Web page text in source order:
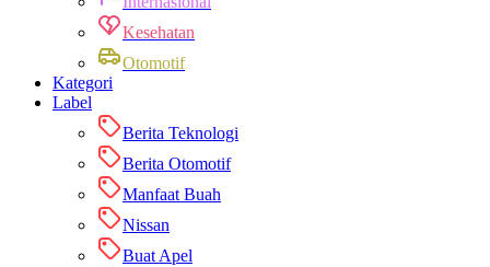
Kesehatan
Otomotif
Kategori
Label
Berita Teknologi
Berita Otomotif
Manfaat Buah
Nissan
Buat Apel